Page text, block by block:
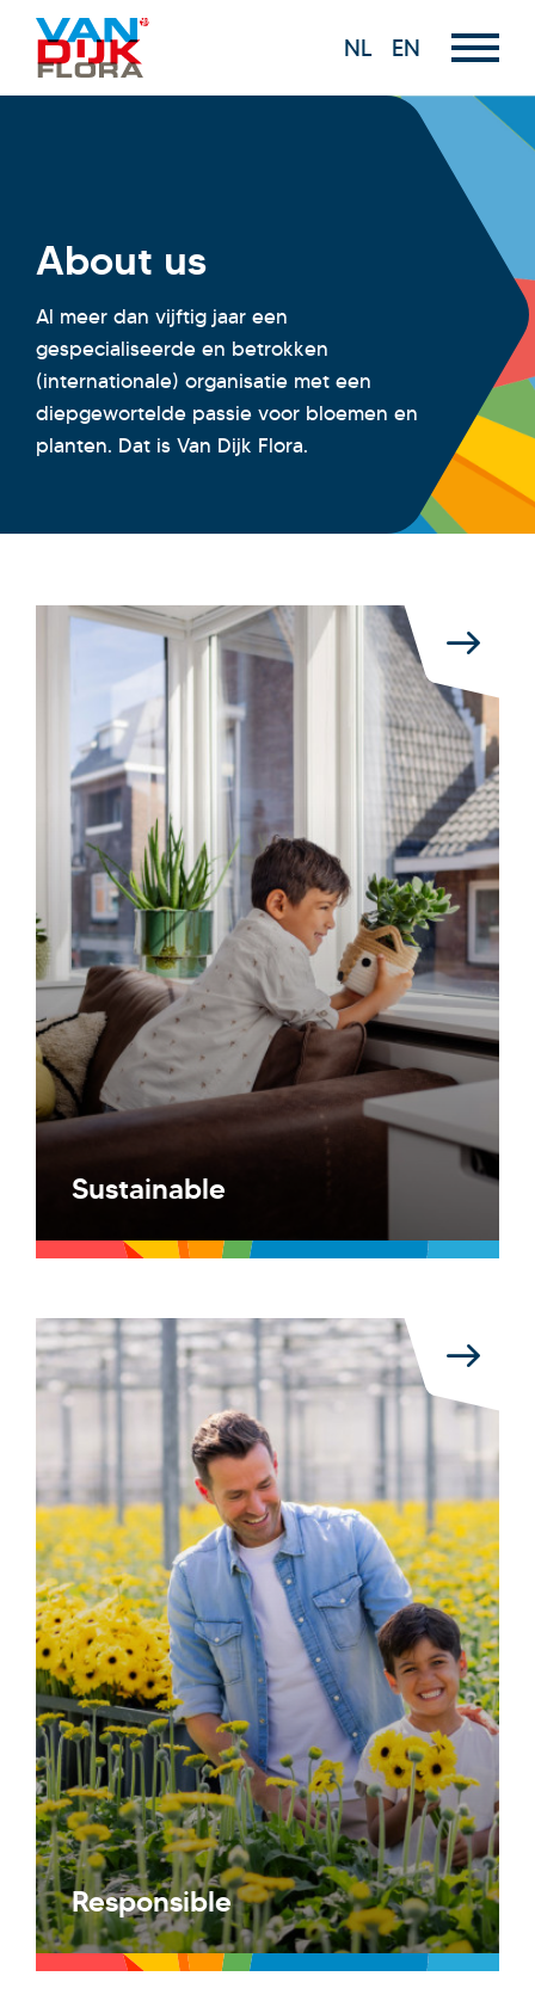
NL EN
About us
Al meer dan vijftig jaar een
gespecialiseerde en betrokken
(internationale) organisatie met een
diepgewortelde passie voor bloemen en
planten. Dat is Van Dijk Flora.
Sustainable
Responsible